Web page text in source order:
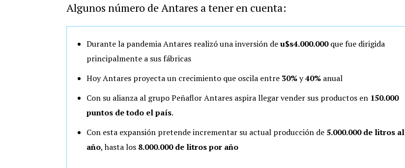
Algunos número de Antares a tener en cuenta:
Durante la pandemia Antares realizó una inversión deu$s4.000.000que fue dirigida
principalmente a sus fábricas
Hoy Antares proyecta un crecimiento que oscila entre 30%y40%anual
Con su alianza al grupo Peñaflor Antares aspira llegar vender sus productos en 150.000
puntos de todo el país.
Con esta expansión pretende incrementar su actual producción de 5.000.000 de litros al
año, hasta los 8.000.000 de litros por año